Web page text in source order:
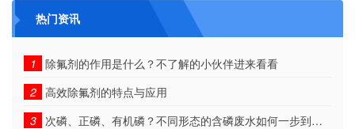
热门资讯
1 除氟剂的作用是什么？不了解的小伙伴进来看看
2 高效除氟剂的特点与应用
3
次磷、正磷、有机磷？不同形态的含磷废水如何一步到位！